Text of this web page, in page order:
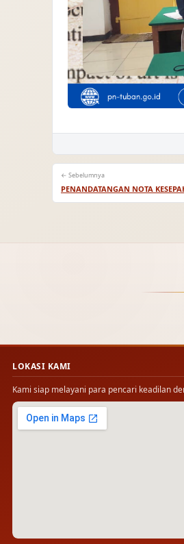
← Sebelumnya
PENANDATANGAN NOTA
LOKASI KAMI
Kami siap melayani para pencari keadilan